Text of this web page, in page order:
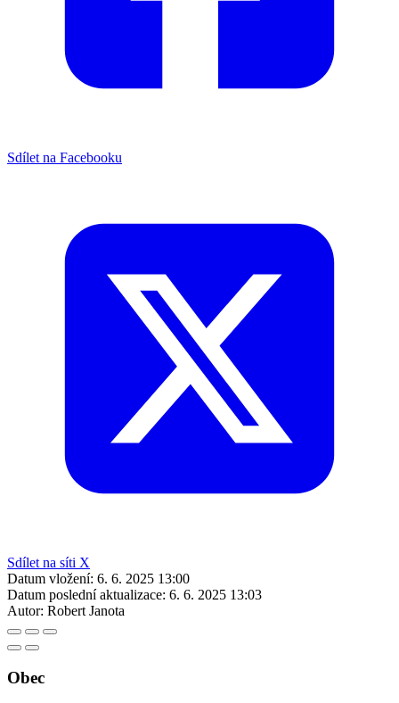
Sdílet na Facebooku
Sdílet na síti X
Datum vložení: 6. 6. 2025 13:00
Datum poslední aktualizace: 6. 6. 2025 13:03
Autor: Robert Janota
Obec